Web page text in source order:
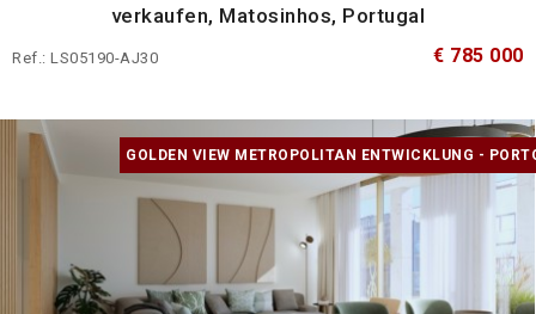
verkaufen, Matosinhos, Portugal
Ref.: LS05190-AJ30 € 785 000
GOLDEN VIEW METROPOLITAN ENTWICKLUNG -